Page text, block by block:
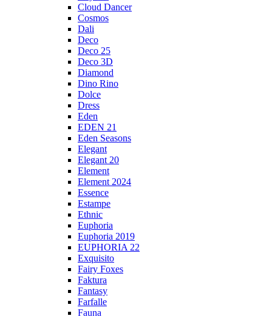
Cloud Dancer
Cosmos
Dali
Deco
Deco 25
Deco 3D
Diamond
Dino Rino
Dolce
Dress
Eden
EDEN 21
Eden Seasons
Elegant
Elegant 20
Element
Element 2024
Essence
Estampe
Ethnic
Euphoria
Euphoria 2019
EUPHORIA 22
Exquisito
Fairy Foxes
Faktura
Fantasy
Farfalle
Fauna